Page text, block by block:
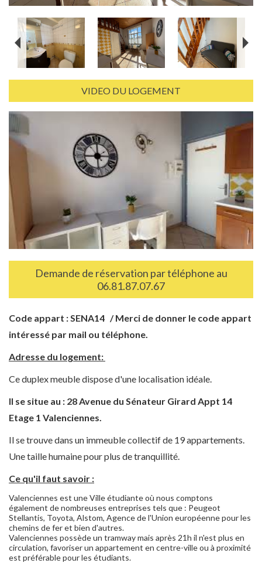
VIDEO DU LOGEMENT
Demande de réservation par téléphone au
06.81.87.07.67
Code appart : SENA14 / Merci de donner le code appart
intéressé par mail ou téléphone.
Adresse du logement:
Ce duplex meuble dispose d'une localisation idéale.
Il se situe au : 28 Avenue du Sénateur Girard Appt 14
Etage 1 Valenciennes.
Il se trouve dans un immeuble collectif de 19 appartements.
Une taille humaine pour plus de tranquillité.
Ce qu'il faut savoir :
Valenciennes est une Ville étudiante où nous comptons
également de nombreuses entreprises tels que : Peugeot
Stellantis, Toyota, Alstom, Agence de l'Union européenne pour les
chemins de fer et bien d'autres.
Valenciennes possède un tramway mais après 21h il n'est plus en
circulation, favoriser un appartement en centre-ville ou à proximité
est préférable pour les étudiants.